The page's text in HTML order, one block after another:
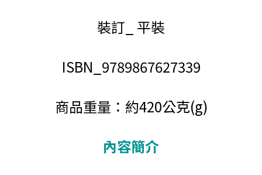
裝訂_ 平裝
ISBN_9789867627339
商品重量：約420公克(g)
內容簡介